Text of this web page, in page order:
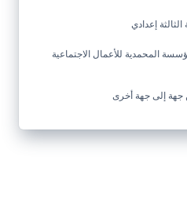
إعدادي
المحمدية للأعمال الاجتماعية
إلى جهة أخرى